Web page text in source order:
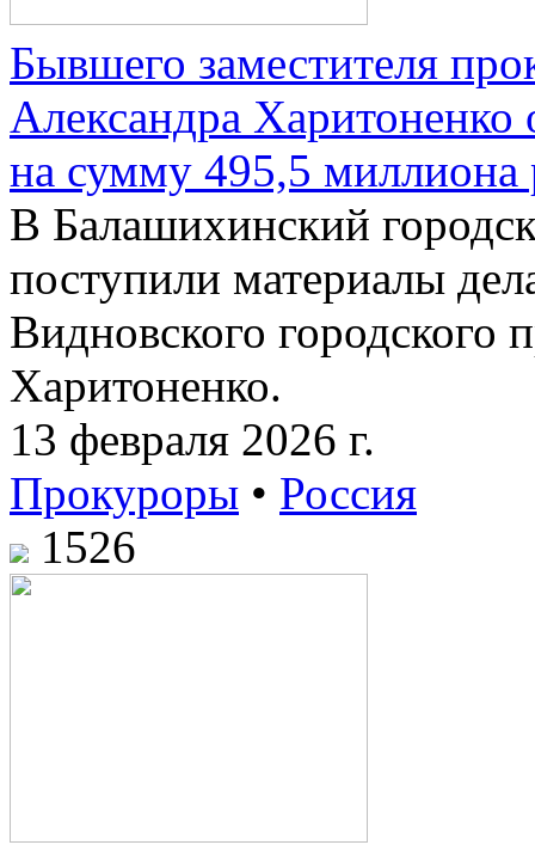
Бывшего заместителя
Александра Харитоненко
на сумму 495,5 миллиона
В Балашихинский
поступили материалы
Видновского городского
Харитоненко.
13 февраля 2026 г.
Прокуроры • Россия
1526